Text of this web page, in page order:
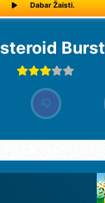
Dabar Žaisti.
Asteroid Burst